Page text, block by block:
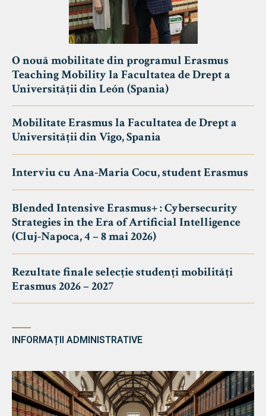
O nouă mobilitate din programul Erasmus
Teaching Mobility la Facultatea de Drept a
Universității din León (Spania)
Mobilitate Erasmus la Facultatea de Drept a
Universității din Vigo, Spania
Interviu cu Ana-Maria Cocu, student Erasmus
Blended Intensive Erasmus+ : Cybersecurity
Strategies in the Era of Artificial Intelligence
(Cluj-Napoca, 4 – 8 mai 2026)
Rezultate finale selecție studenți mobilități
Erasmus 2026 – 2027
INFORMAȚII ADMINISTRATIVE